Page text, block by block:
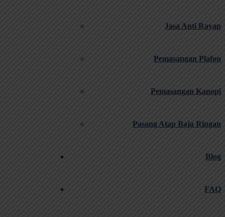
Jasa Anti Rayap
Pemasangan Plafon
Pemasangan Kanopi
Pasang Atap Baja Ringan
Blog
FAQ